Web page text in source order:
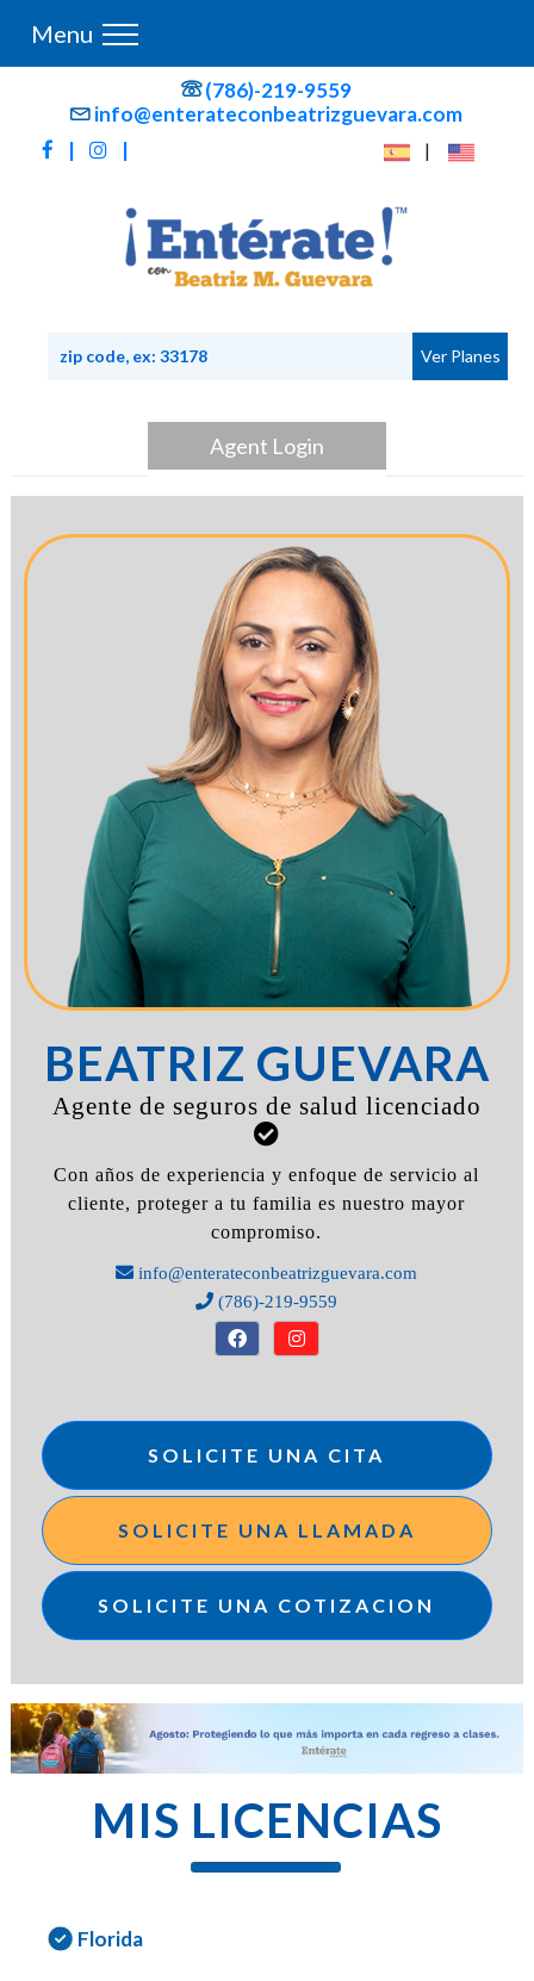
(786)-219-9559
info@enterateconbeatrizguevara.com
|
| |
Agent Login
Menu
BEATRIZ GUEVARA
Agente de seguros de salud licenciado
Con años de experiencia y enfoque de servicio al
cliente, proteger a tu familia es nuestro mayor
compromiso.
info@enterateconbeatrizguevara.com
(786)-219-9559
SOLICITE UNA CITA
SOLICITE UNA LLAMADA
SOLICITE UNA COTIZACION
MIS LICENCIAS
Florida